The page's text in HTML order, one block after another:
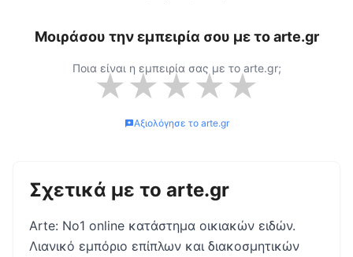
Μοιράσου την εμπειρία σου με τοarte.gr
Ποια είναι η εμπειρία σας με το arte.gr;
★★★★★
Αξιολόγησε το arte.gr
Σχετικά με το arte.gr
Arte: No1 online κατάστημα οικιακών ειδών.
Λιανικό εμπόριο επίπλων και διακοσμητικών